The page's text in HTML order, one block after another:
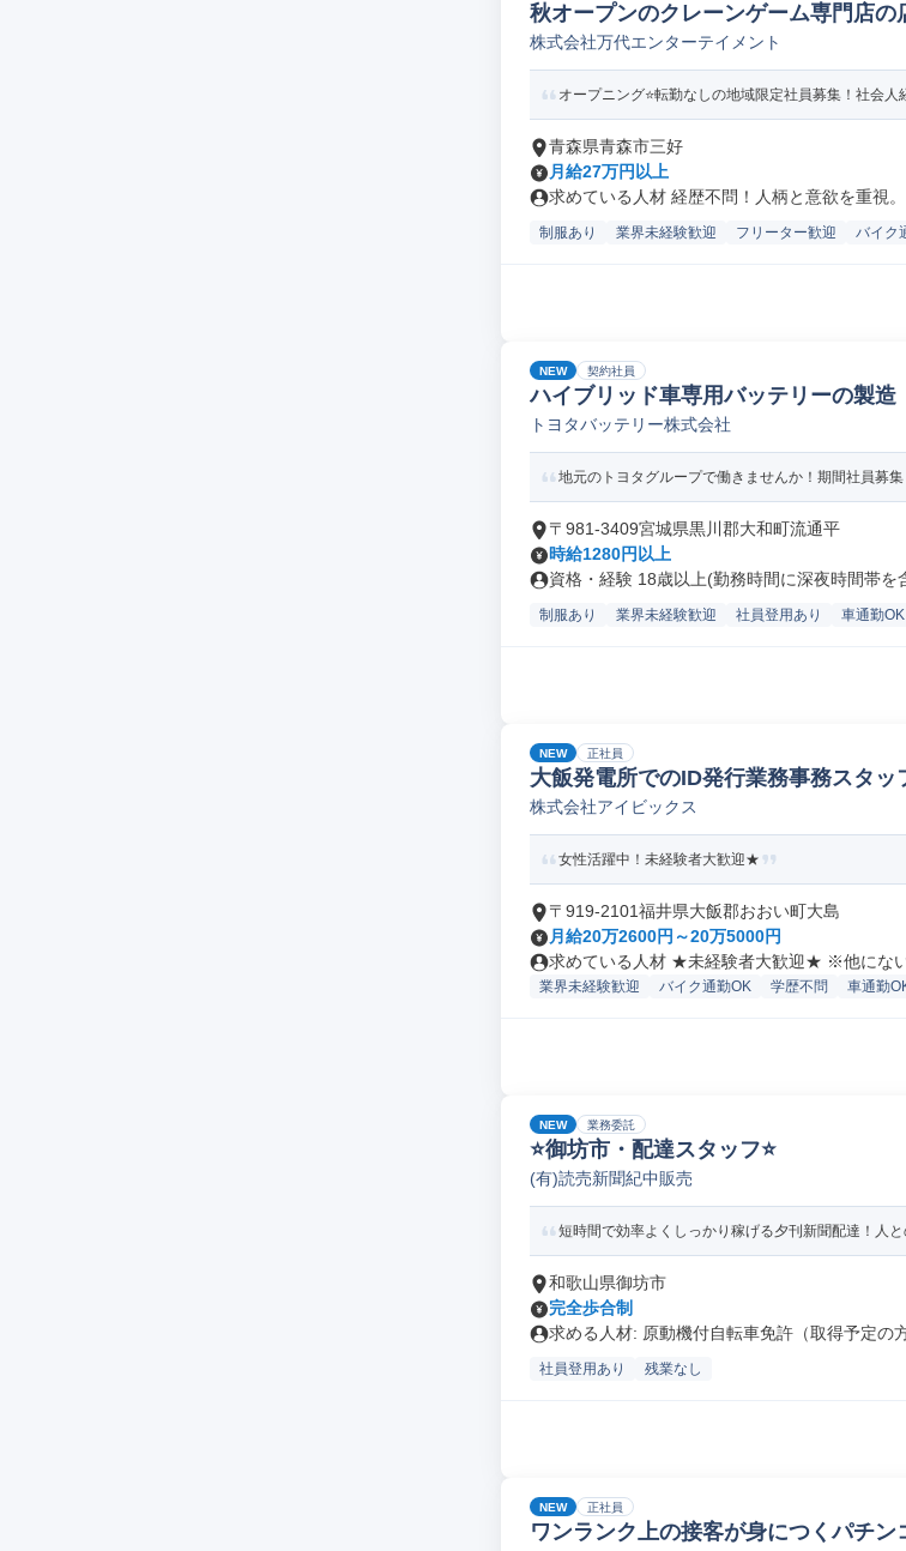
秋オープンのクレーンゲーム専門店の
株式会社万代エンターテイメント
オープニング⭐転勤なしの地域限定社員募集！社会人
青森県青森市三好
月給27万円以上
求めている人材 経歴不問！人柄と意欲を重
制服あり 業界未経験歓迎 フリーター歓迎 バイク
NEW 契約社員
ハイブリッド車専用バッテリーの製造
トヨタバッテリー株式会社
地元のトヨタグループで働きませんか！期間社員募
〒981-3409宮城県黒川郡大和町流通平
時給1280円以上
資格・経験 18歳以上(勤務時間に深夜時間帯を
制服あり 業界未経験歓迎 社員登用あり 車通勤OK
NEW 正社員
大飯発電所でのID発行業務事務スタッ
株式会社アイビックス
女性活躍中！未経験者大歓迎★
〒919-2101福井県大飯郡おおい町大島
月給20万2600円～20万5000円
求めている人材 ★未経験者大歓迎★ ※他にない
業界未経験歓迎 バイク通勤OK 学歴不問 車通勤
NEW 業務委託
⭐御坊市・配達スタッフ⭐
(有)読売新聞紀中販売
短時間で効率よくしっかり稼げる夕刊新聞配達！人
和歌山県御坊市
完全歩合制
求める人材: 原動機付自転車免許（取得予定の
社員登用あり 残業なし
NEW 正社員
ワンランク上の接客が身につくパチン